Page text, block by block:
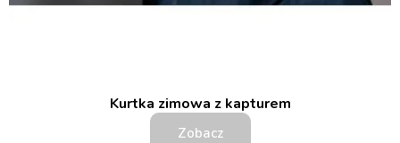
Kurtka zimowa z kapturem
Zobacz